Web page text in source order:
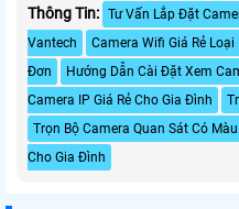
Thông Tin: Tư Vấn Lắp Đặt
Vantech
Camera Wifi Giá Rẻ Loại
Đơn
Hướng Dẫn Cài Đặt Xem
Camera IP Giá Rẻ Cho Gia Đình
Trọn Bộ Camera Quan Sát Có
Cho Gia Đình